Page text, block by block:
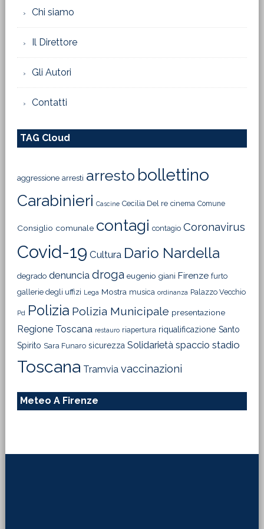
Chi siamo
Il Direttore
Gli Autori
Contatti
TAG Cloud
aggressione arresti arresto bollettino
Carabinieri Cascine Cecilia Del re cinema Comune
Consiglio comunale contagi contagio Coronavirus
Covid-19 Cultura Dario Nardella
degrado denuncia droga eugenio giani Firenze furto
gallerie degli uffizi Lega Mostra musica ordinanza Palazzo Vecchio
Pd Polizia Polizia Municipale presentazione
Regione Toscana restauro riapertura riqualificazione Santo
Spirito Sara Funaro sicurezza Solidarietà spaccio stadio
Toscana Tramvia vaccinazioni
Meteo A Firenze